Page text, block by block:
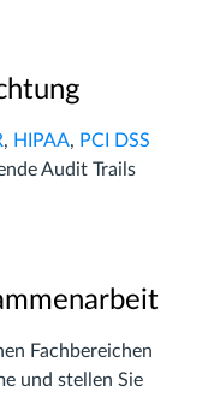
, HIPAA, PCI DSS
Audit Trails
Fachbereichen
und stellen Sie